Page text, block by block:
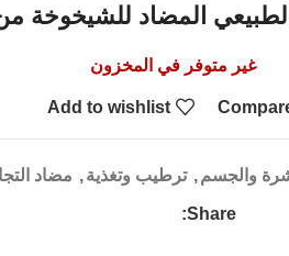
المضاد للشيخوخة من
غير متوفر في المخزون
Add to wishlist
والجسم , ترطيب وتغذية , مضاد
Share: